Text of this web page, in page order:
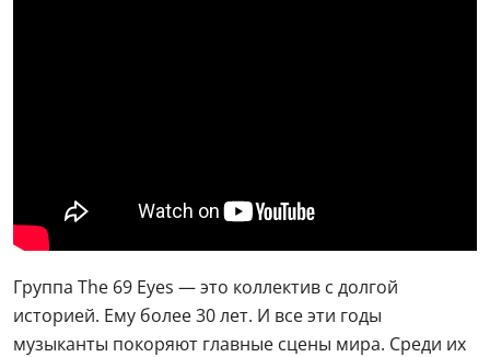
Группа The 69 Eyes — это коллектив с долгой
историей. Ему более 30 лет. И все эти годы
музыканты покоряют главные сцены мира. Среди их